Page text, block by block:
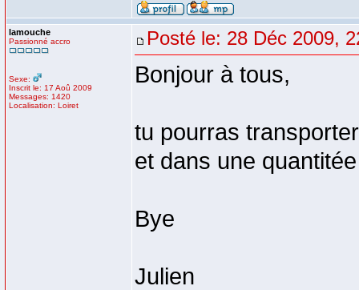
lamouche
Passionné accro
Sexe:
Inscrit le: 17 Aoû 2009
Messages: 1420
Localisation: Loiret
Posté le: 28 Déc 2009,
Bonjour à tous,
tu pourras
et dans une
Bye
Julien